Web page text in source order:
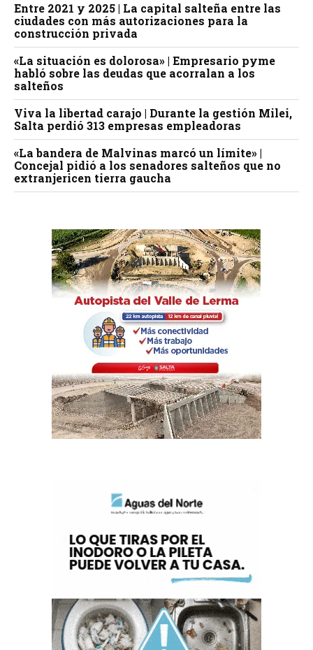
Entre 2021 y 2025 | La capital salteña entre las
ciudades con más autorizaciones para la
construcción privada
«La situación es dolorosa» | Empresario pyme
habló sobre las deudas que acorralan a los
salteños
Viva la libertad carajo | Durante la gestión Milei,
Salta perdió 313 empresas empleadoras
«La bandera de Malvinas marcó un límite» |
Concejal pidió a los senadores salteños que no
extranjericen tierra gaucha